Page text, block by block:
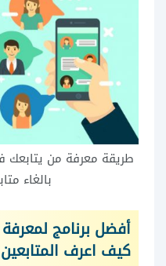
طريقة معرفة من يتابعك
بالغاء
أفضل برنامج
كيف اعرف